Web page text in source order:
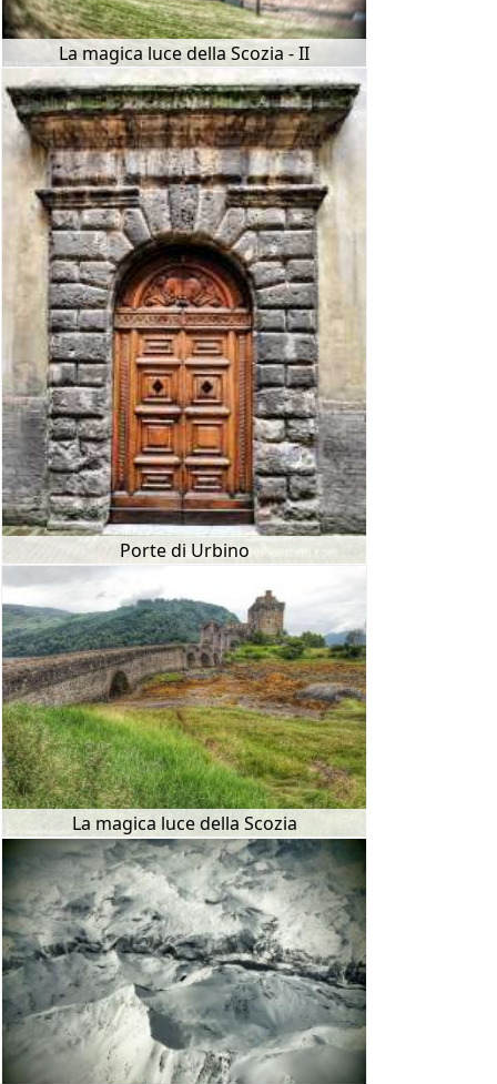
La magica luce della Scozia - II
Porte di Urbino
La magica luce della Scozia